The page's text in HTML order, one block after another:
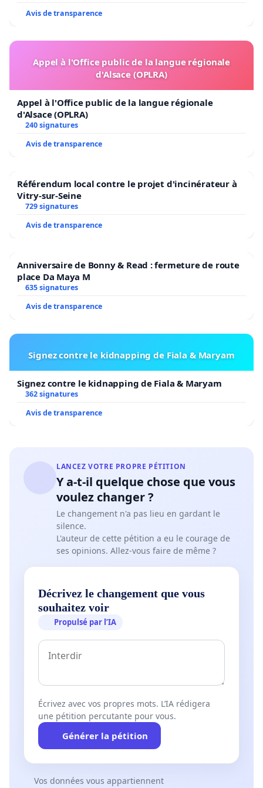
Avis de transparence
Appel à l'Office public de la langue régionale
d'Alsace (OPLRA)
Appel à l'Office public de la langue régionale
d'Alsace (OPLRA)
240 signatures
Avis de transparence
Référendum local contre le projet d'incinérateur à
Vitry-sur-Seine
729 signatures
Avis de transparence
Anniversaire de Bonny & Read : fermeture de route
place Da Maya M
635 signatures
Avis de transparence
Signez contre le kidnapping de Fiala & Maryam
Signez contre le kidnapping de Fiala & Maryam
362 signatures
Avis de transparence
LANCEZ VOTRE PROPRE PÉTITION
Y a-t-il quelque chose que vous
voulez changer ?
Le changement n'a pas lieu en gardant le
silence.
L'auteur de cette pétition a eu le courage de
ses opinions. Allez-vous faire de même ?
Décrivez le changement que vous
souhaitez voir
Propulsé par l’IA
Écrivez avec vos propres mots. L’IA rédigera
une pétition percutante pour vous.
Générer la pétition
Vos données vous appartiennent